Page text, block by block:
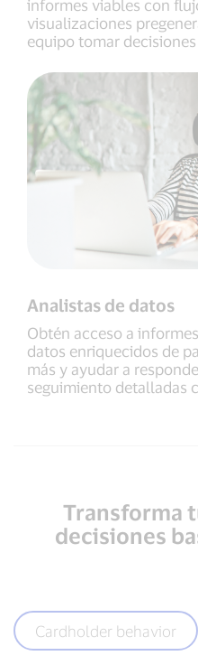
informes viables con
visualizaciones
equipo tomar decisiones
Analistas de datos
Obtén acceso a
datos enriquecidos de
más y ayudar a
seguimiento detalladas
Transforma
decisiones
Cardholder behavior